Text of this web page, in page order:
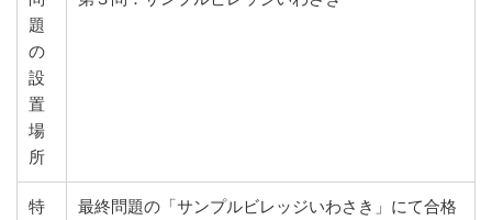
題
の
設
置
場
所
特
最終問題の「サンプルビレッジいわさき」にて合格